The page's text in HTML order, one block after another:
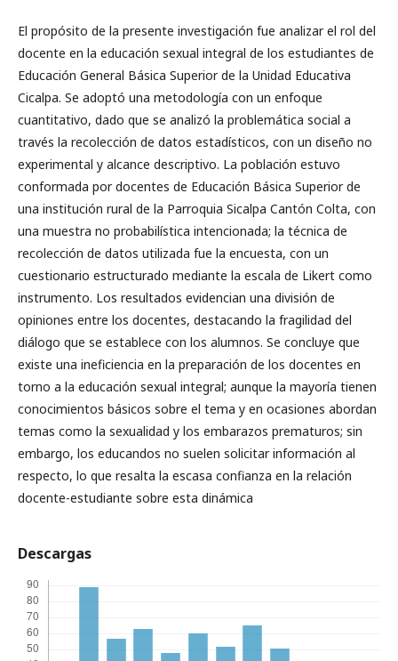
El propósito de la presente investigación fue analizar el rol del
docente en la educación sexual integral de los estudiantes de
Educación General Básica Superior de la Unidad Educativa
Cicalpa. Se adoptó una metodología con un enfoque
cuantitativo, dado que se analizó la problemática social a
través la recolección de datos estadísticos, con un diseño no
experimental y alcance descriptivo. La población estuvo
conformada por docentes de Educación Básica Superior de
una institución rural de la Parroquia Sicalpa Cantón Colta, con
una muestra no probabilística intencionada; la técnica de
recolección de datos utilizada fue la encuesta, con un
cuestionario estructurado mediante la escala de Likert como
instrumento. Los resultados evidencian una división de
opiniones entre los docentes, destacando la fragilidad del
diálogo que se establece con los alumnos. Se concluye que
existe una ineficiencia en la preparación de los docentes en
torno a la educación sexual integral; aunque la mayoría tienen
conocimientos básicos sobre el tema y en ocasiones abordan
temas como la sexualidad y los embarazos prematuros; sin
embargo, los educandos no suelen solicitar información al
respecto, lo que resalta la escasa confianza en la relación
docente-estudiante sobre esta dinámica
Descargas